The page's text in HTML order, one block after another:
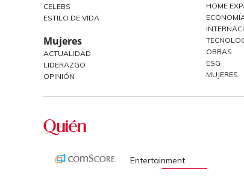
CELEBS
ESTILO DE VIDA
Mujeres
ACTUALIDAD
LIDERAZGO
OPINIÓN
HOME
OBRAS
ESG
MUJERES
Entertainment